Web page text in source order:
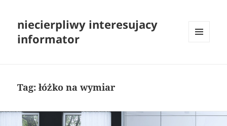
niecierpliwy interesujacy
informator
Tag:łóżko na wymiar